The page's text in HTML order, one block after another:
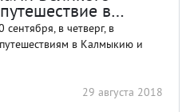
в
в четверг, в
в Калмыкию и
29 августа 2018